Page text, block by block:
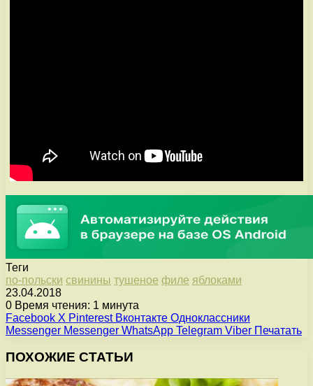
Теги
по-польски свинины тушеное филе яблоками
23.04.2018
0 Время чтения: 1 минута
Facebook X Pinterest Вконтакте Одноклассники
Messenger Messenger WhatsApp Telegram Viber Печатать
ПОХОЖИЕ СТАТЬИ